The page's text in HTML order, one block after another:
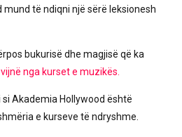
të ndiqni një sërë leksionesh
bukurisë dhe magjisë që ka
nga kurset e muzikës.
Akademia Hollywood është
e kurseve të ndryshme.